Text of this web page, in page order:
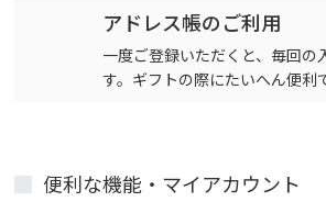
アドレス帳のご利用
一度ご登録いただくと、毎回の
す。ギフトの際にたいへん便利
便利な機能・マイアカウント